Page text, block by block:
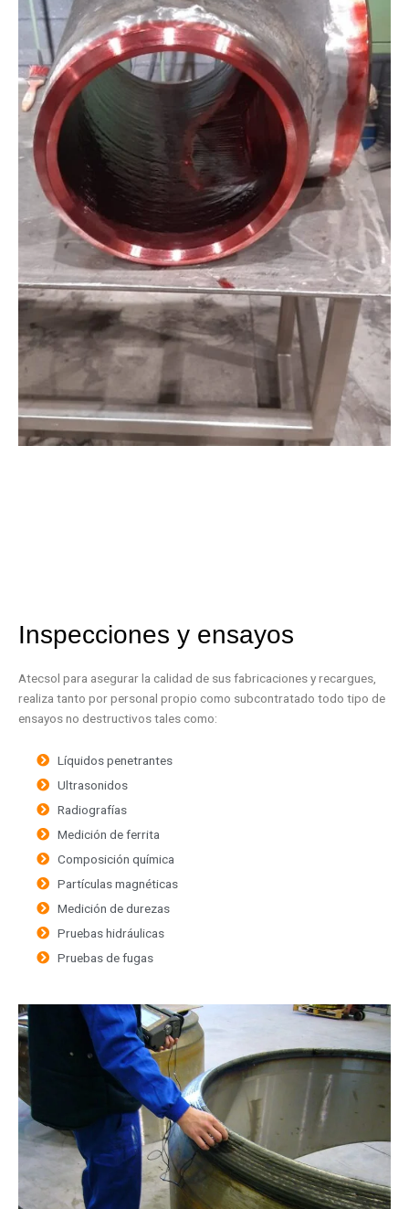
Inspecciones y ensayos
Atecsol para asegurar la calidad de sus fabricaciones y recargues,
realiza tanto por personal propio como subcontratado todo tipo de
ensayos no destructivos tales como:
Líquidos penetrantes
Ultrasonidos
Radiografías
Medición de ferrita
Composición química
Partículas magnéticas
Medición de durezas
Pruebas hidráulicas
Pruebas de fugas